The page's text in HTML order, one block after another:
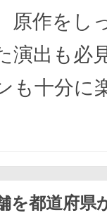
原作をし
演出も必
も十分に
を都道府県